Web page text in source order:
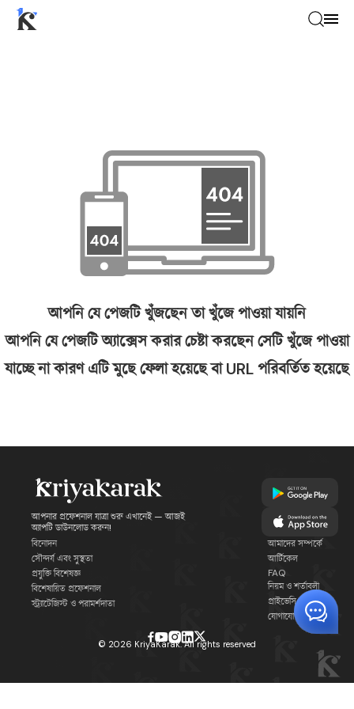
আপনি যে পেজটি খুঁজছেন তা খুঁজে পাওয়া যায়নি
আপনি যে পেজটি অ্যাক্সেস করার চেষ্টা করছেন সেটি খুঁজে পাওয়া
যাচ্ছে না কারণ এটি মুছে ফেলা হয়েছে বা URL পরিবর্তিত হয়েছে
আপনার প্রফেশনাল যাত্রা শুরু এখানেই — আজই
অ্যাপটি ডাউনলোড করুন!
বিনোদন
সৌন্দর্য এবং সুস্থতা
প্রযুক্তি বিশেষজ্ঞ
বিশেষায়িত প্রফেশনাল
স্ট্র্যাটেজিস্ট ও পরামর্শদাতা
আমাদের সম্পর্কে
আর্টিকেল
FAQ
নিয়ম ও শর্তাবলী
প্রাইভেসি পলিসি
যোগাযোগ
© 2026 KriyaKarak. All rights reserved